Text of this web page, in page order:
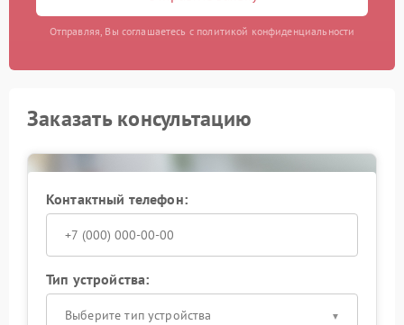
Отправляя, Вы соглашаетесь с политикой конфиденциальности
Заказать консультацию
Контактный телефон:
Тип устройства:
Выберите тип устройства